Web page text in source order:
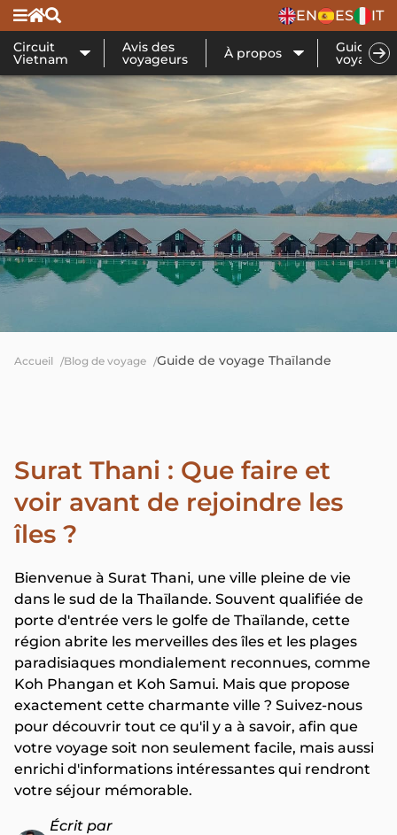
EN ES IT
Circuit
Vietnam
Avis des
voyageurs À propos Guide de
voyage
Accueil Blog de voyage Guide de voyage Thaïlande
Surat Thani : Que faire et
voir avant de rejoindre les
îles ?
Bienvenue à Surat Thani, une ville pleine de vie
dans le sud de la Thaïlande. Souvent qualifiée de
porte d'entrée vers le golfe de Thaïlande, cette
région abrite les merveilles des îles et les plages
paradisiaques mondialement reconnues, comme
Koh Phangan et Koh Samui. Mais que propose
exactement cette charmante ville ? Suivez-nous
pour découvrir tout ce qu'il y a à savoir, afin que
votre voyage soit non seulement facile, mais aussi
enrichi d'informations intéressantes qui rendront
votre séjour mémorable.
Écrit par